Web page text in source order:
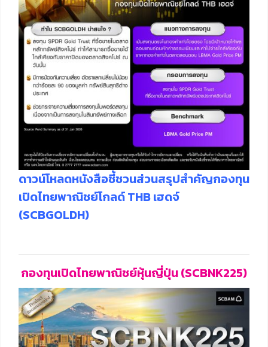
ดาวน์โหลดหนังสือชี้ชวนส่วนสรุปสำคัญกองทุน
เปิดไทยพาณิชย์โกลด์ THB เฮดจ์
(SCBGOLDH)
กองทุนเปิดไทยพาณิชย์หุ้นญี่ปุ่น (SCBNK225)